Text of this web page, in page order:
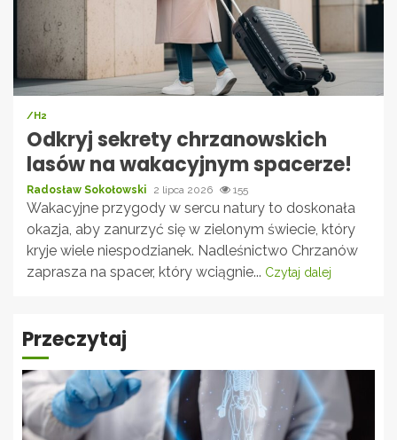
/H2
Odkryj sekrety chrzanowskich
lasów na wakacyjnym spacerze!
Radosław Sokołowski 2 lipca 2026 155
Wakacyjne przygody w sercu natury to doskonała
okazja, aby zanurzyć się w zielonym świecie, który
kryje wiele niespodzianek. Nadleśnictwo Chrzanów
zaprasza na spacer, który wciągnie... Czytaj dalej
Przeczytaj